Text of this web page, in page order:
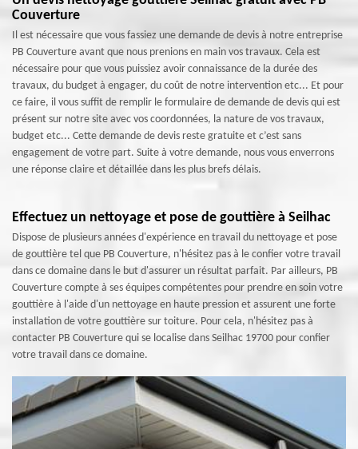
Couverture
Il est nécessaire que vous fassiez une demande de devis à notre entreprise
PB Couverture avant que nous prenions en main vos travaux. Cela est
nécessaire pour que vous puissiez avoir connaissance de la durée des
travaux, du budget à engager, du coût de notre intervention etc... Et pour
ce faire, il vous suffit de remplir le formulaire de demande de devis qui est
présent sur notre site avec vos coordonnées, la nature de vos travaux,
budget etc... Cette demande de devis reste gratuite et c’est sans
engagement de votre part. Suite à votre demande, nous vous enverrons
une réponse claire et détaillée dans les plus brefs délais.
Effectuez un nettoyage et pose de gouttière à Seilhac
Dispose de plusieurs années d'expérience en travail du nettoyage et pose
de gouttière tel que PB Couverture, n'hésitez pas à le confier votre travail
dans ce domaine dans le but d'assurer un résultat parfait. Par ailleurs, PB
Couverture compte à ses équipes compétentes pour prendre en soin votre
gouttière à l'aide d'un nettoyage en haute pression et assurent une forte
installation de votre gouttière sur toiture. Pour cela, n'hésitez pas à
contacter PB Couverture qui se localise dans Seilhac 19700 pour confier
votre travail dans ce domaine.